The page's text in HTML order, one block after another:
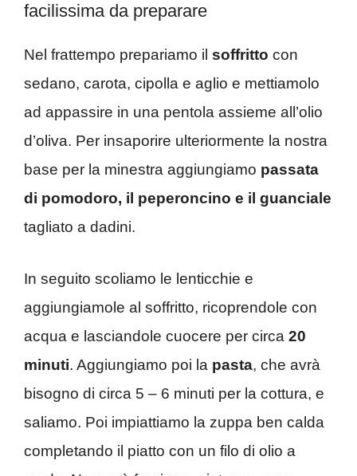
facilissima da preparare
Nel frattempo prepariamo il soffritto con
sedano, carota, cipolla e aglio e mettiamolo
ad appassire in una pentola assieme all’olio
d’oliva. Per insaporire ulteriormente la nostra
base per la minestra aggiungiamo passata
di pomodoro, il peperoncino e il guanciale
tagliato a dadini.
In seguito scoliamo le lenticchie e
aggiungiamole al soffritto, ricoprendole con
acqua e lasciandole cuocere per circa 20
minuti. Aggiungiamo poi la pasta, che avrà
bisogno di circa 5 – 6 minuti per la cottura, e
saliamo. Poi impiattiamo la zuppa ben calda
completando il piatto con un filo di olio a